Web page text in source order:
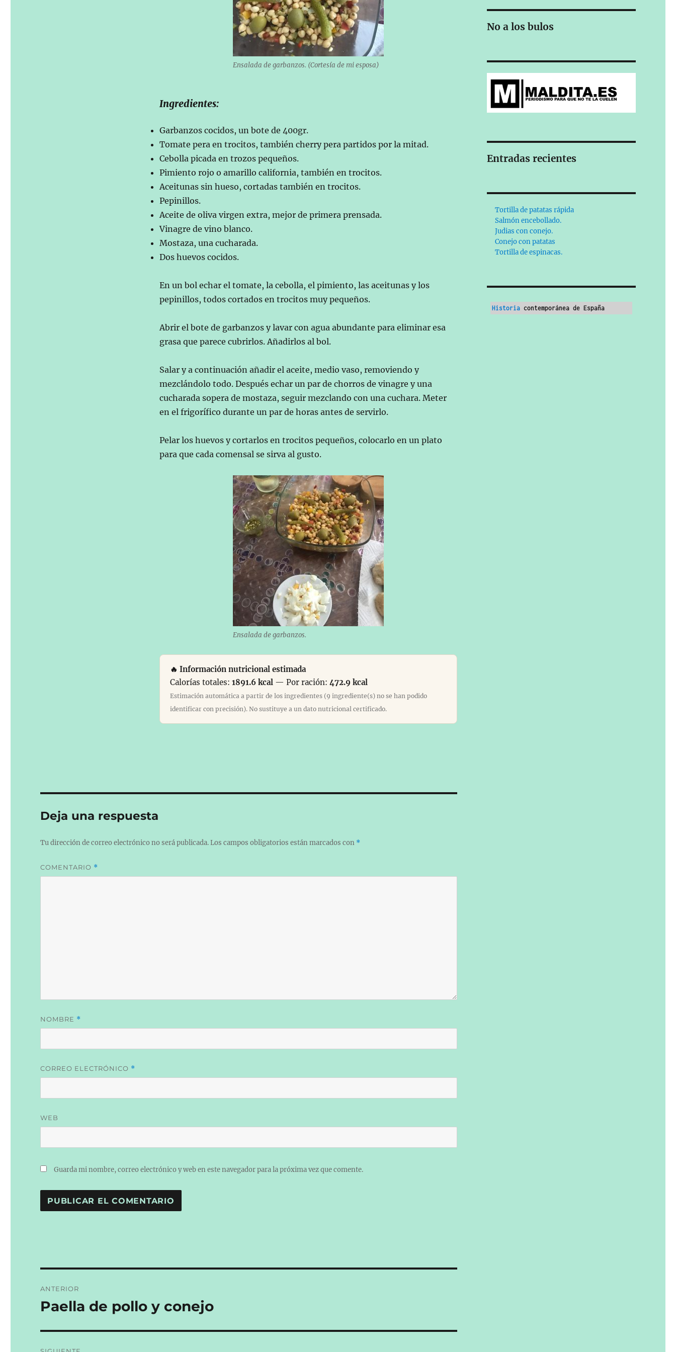
Ensalada de garbanzos. (Cortesía de mi esposa)
Ingredientes:
Garbanzos cocidos, un bote de 400gr.
Tomate pera en trocitos, también cherry pera partidos por la mitad.
Cebolla picada en trozos pequeños.
Pimiento rojo o amarillo california, también en trocitos.
Aceitunas sin hueso, cortadas también en trocitos.
Pepinillos.
Aceite de oliva virgen extra, mejor de primera prensada.
Vinagre de vino blanco.
Mostaza, una cucharada.
Dos huevos cocidos.
En un bol echar el tomate, la cebolla, el pimiento, las aceitunas y los
pepinillos, todos cortados en trocitos muy pequeños.
Abrir el bote de garbanzos y lavar con agua abundante para eliminar esa
grasa que parece cubrirlos. Añadirlos al bol.
Salar y a continuación añadir el aceite, medio vaso, removiendo y
mezclándolo todo. Después echar un par de chorros de vinagre y una
cucharada sopera de mostaza, seguir mezclando con una cuchara. Meter
en el frigorífico durante un par de horas antes de servirlo.
Pelar los huevos y cortarlos en trocitos pequeños, colocarlo en un plato
para que cada comensal se sirva al gusto.
Ensalada de garbanzos.
🔥 Información nutricional estimada
Calorías totales: 1891.6 kcal— Por ración: 472.9 kcal
Estimación automática a partir de los ingredientes (9 ingrediente(s) no se han podido
identificar con precisión). No sustituye a un dato nutricional certificado.
Deja una respuesta
Tu dirección de correo electrónico no será publicada.Los campos obligatorios están marcados con *
COMENTARIO *
NOMBRE *
CORREO ELECTRÓNICO *
WEB
Guarda mi nombre, correo electrónico y web en este navegador para la próxima vez que comente.
de
ANTERIOR
Entrada
Paella de pollo y conejo
No a los bulos
Entradas recientes
Tortilla de patatas rápida
Salmón encebollado.
Judias con conejo.
Conejo con patatas
Tortilla de espinacas.
Historia contemporánea de España